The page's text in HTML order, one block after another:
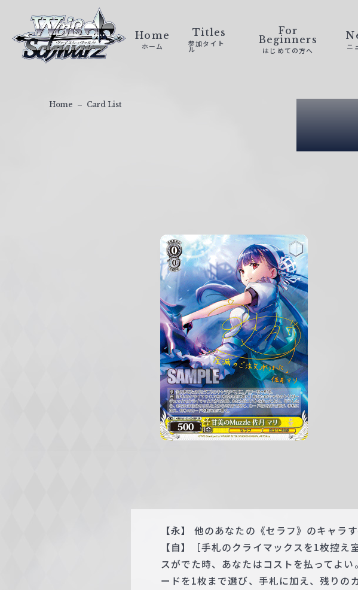
ァ
Home
ホーム
Titles
参加タイト
ル
For
Beginners
はじめての方へ ニ
Home Card List
【永】 他のあなたの《セラフ》のキャラ
【自】［手札のクライマックスを1枚控
スがでた時、あなたはコストを払ってよ
ードを1枚まで選び、手札に加え、残りの